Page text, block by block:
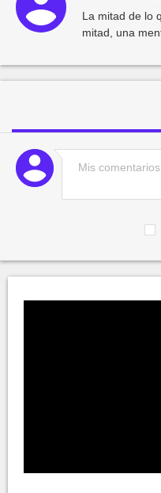
La mitad de lo
mitad, una